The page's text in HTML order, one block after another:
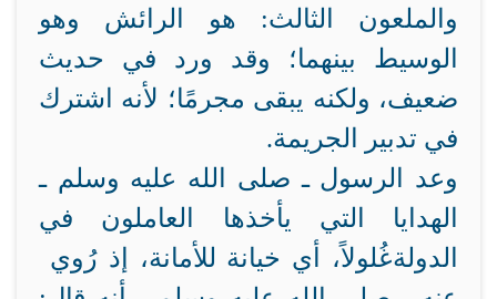
والملعون الثالث: هو الرائش وهو
الوسيط بينهما؛ وقد ورد في حديث
ضعيف، ولكنه يبقى مجرمًا؛ لأنه اشترك
في تدبير الجريمة.
وعد الرسول ـ صلى الله عليه وسلم ـ
الهدايا التي يأخذها العاملون في
الدولةغُلولاً، أي خيانة للأمانة، إذ رُوي